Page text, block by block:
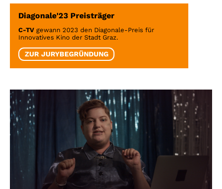
Diagonale'23 Preisträger
C-TV gewann 2023 den Diagonale-Preis für
Innovatives Kino der Stadt Graz.
ZUR JURYBEGRÜNDUNG